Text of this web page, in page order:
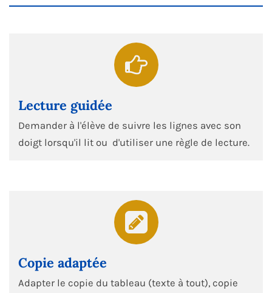
Lecture guidée
Demander à l'élève de suivre les lignes avec son
doigt lorsqu'il lit ou d'utiliser une règle de lecture.
Copie adaptée
Adapter le copie du tableau (texte à tout), copie